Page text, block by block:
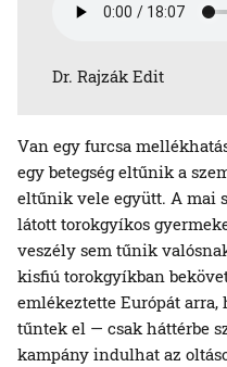
Dr. Rajzák Edit
Van egy furcsa
egy betegség eltűnik a
eltűnik vele együtt. A mai
látott torokgyíkos
veszély sem tűnik
kisfiú torokgyíkban
emlékeztette Európát arra,
tűntek el — csak háttérbe
kampány indulhat az